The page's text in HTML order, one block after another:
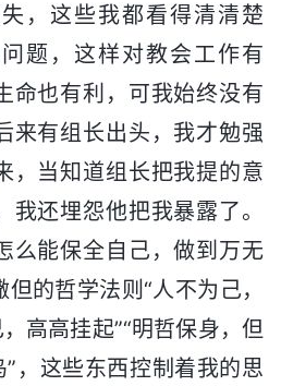
，这些我都看得清清楚
题，这样对教会工作有
命也有利，可我始终没有
来有组长出头，我才勉强
，当知道组长把我提的意
我还埋怨他把我暴露了。
么能保全自己，做到万无
的哲学法则“人不为己，
高高挂起”“明哲保身，但
”，这些东西控制着我的思